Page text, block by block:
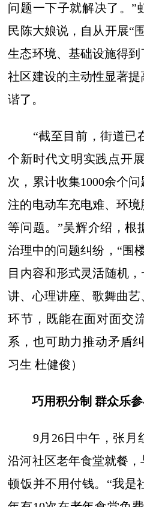
问题一下子就解决了。”
民陈大娘说，自从开展“
生态环境、基础设施得
社区建设的主动性显著
谐了。
“截至目前，街道已
个新时代文明实践点开
次，累计收集1000余个
注的电动车充电难、环
等问题。”吴辉介绍，根
治理中的问题纠纷，“围
目内容和形式灵活随机
讲、心理讲座、歌舞曲艺
环节，既能在面对面交
系，也可助力推动矛盾
习生 杜健俊）
巧用积分制 群众乐
9月26日中午，张月
沿河社区老年食堂就餐
顿饭并不用付钱。“我是